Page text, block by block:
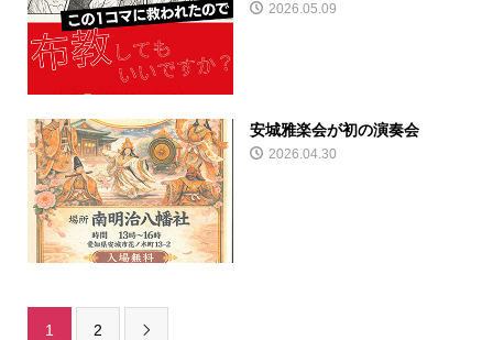
2026.05.09
安城雅楽会が初の演奏会
2026.04.30
1 2 